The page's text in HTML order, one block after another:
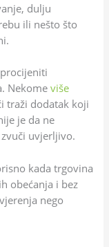
dulju
ili nešto što
Nekomeviše
traži dodatak koji
je da ne
uvjerljivo.
kada trgovina
obećanja i bez
nego